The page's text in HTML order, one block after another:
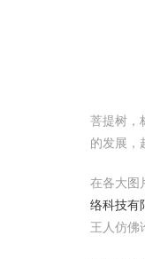
菩提树，
的发展，
在各大图
络科技有
王人仿佛